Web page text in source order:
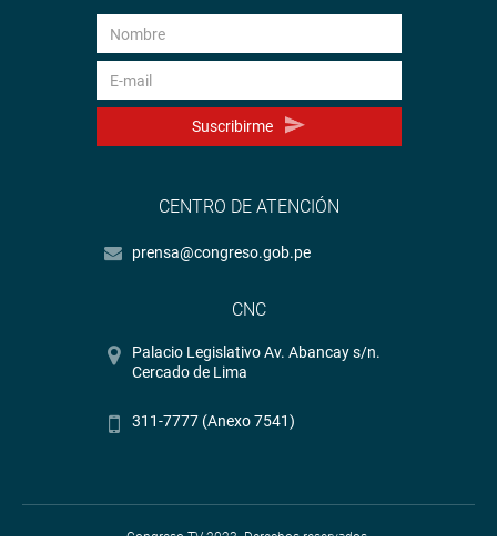
Suscribirme
CENTRO DE ATENCIÓN
prensa@congreso.gob.pe
CNC
Palacio Legislativo Av. Abancay s/n.
Cercado de Lima
311-7777 (Anexo 7541)